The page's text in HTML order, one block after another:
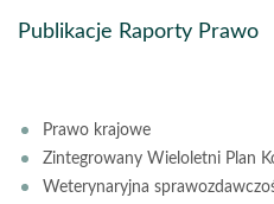
Publikacje Raporty Prawo
Prawo krajowe
Zintegrowany Wieloletni Plan
Weterynaryjna